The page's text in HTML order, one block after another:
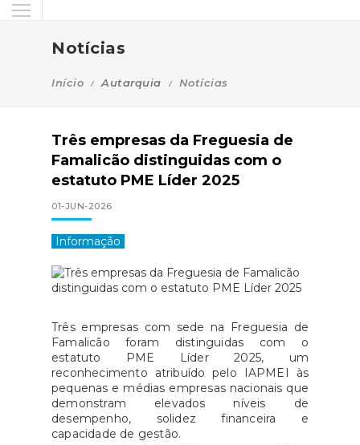
Notícias
Início Autarquia Notícias
Três empresas da Freguesia de
Famalicão distinguidas com o
estatuto PME Líder 2025
01-JUN-2026
Informação
Três empresas com sede na Freguesia de
Famalicão foram distinguidas com o
estatuto PME Líder 2025, um
reconhecimento atribuído pelo IAPMEI às
pequenas e médias empresas nacionais que
demonstram elevados níveis de
desempenho, solidez financeira e
capacidade de gestão.